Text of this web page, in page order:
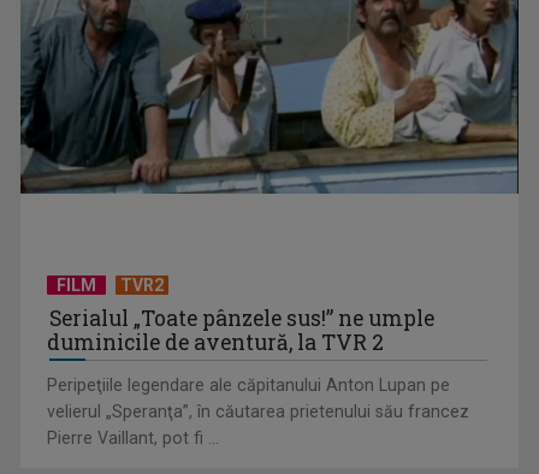
Eurovision România: 101 piese au intrat în Selecția Națională
2026
„Eurovision – viziune și misiune”
FILM TVR2
Serialul „Toate pânzele sus!” ne umple
duminicile de aventură, la TVR 2
Peripeţiile legendare ale căpitanului Anton Lupan pe
velierul „Speranţa”, în căutarea prietenului său francez
Pierre Vaillant, pot fi ...